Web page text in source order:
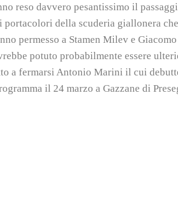
reso davvero pesantissimo il
portacolori della scuderia giallonera
permesso a Stamen Milev e
potuto probabilmente essere
a fermarsi Antonio Marini il cui
il 24 marzo a Gazzane di